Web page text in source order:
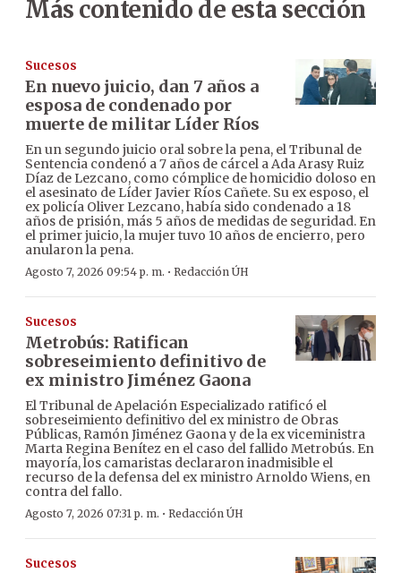
Más contenido de esta sección
Sucesos
En nuevo juicio, dan 7 años a
esposa de condenado por
muerte de militar Líder Ríos
En un segundo juicio oral sobre la pena, el Tribunal de
Sentencia condenó a 7 años de cárcel a Ada Arasy Ruiz
Díaz de Lezcano, como cómplice de homicidio doloso en
el asesinato de Líder Javier Ríos Cañete. Su ex esposo, el
ex policía Oliver Lezcano, había sido condenado a 18
años de prisión, más 5 años de medidas de seguridad. En
el primer juicio, la mujer tuvo 10 años de encierro, pero
anularon la pena.
Agosto 7, 2026 09:54 p. m. · Redacción ÚH
Sucesos
Metrobús: Ratifican
sobreseimiento definitivo de
ex ministro Jiménez Gaona
El Tribunal de Apelación Especializado ratificó el
sobreseimiento definitivo del ex ministro de Obras
Públicas, Ramón Jiménez Gaona y de la ex viceministra
Marta Regina Benítez en el caso del fallido Metrobús. En
mayoría, los camaristas declararon inadmisible el
recurso de la defensa del ex ministro Arnoldo Wiens, en
contra del fallo.
Agosto 7, 2026 07:31 p. m. · Redacción ÚH
Sucesos